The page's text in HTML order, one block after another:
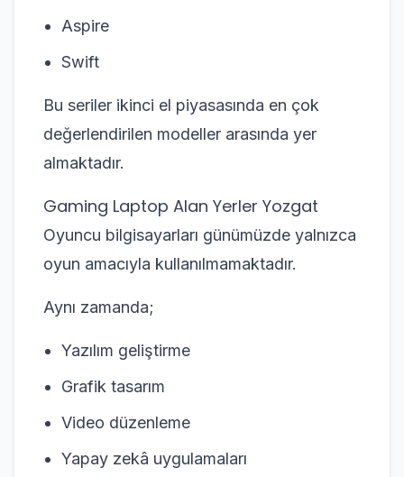
Aspire
Swift
Bu seriler ikinci el piyasasında en çok
değerlendirilen modeller arasında yer
almaktadır.
Gaming Laptop Alan Yerler Yozgat
Oyuncu bilgisayarları günümüzde yalnızca
oyun amacıyla kullanılmamaktadır.
Aynı zamanda;
Yazılım geliştirme
Grafik tasarım
Video düzenleme
Yapay zekâ uygulamaları